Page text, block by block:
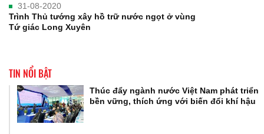
31-08-2020
Trình Thủ tướng xây hồ trữ nước ngọt ở vùng
Tứ giác Long Xuyên
TIN NỔI BẬT
Thúc đẩy ngành nước Việt Nam phát triển
bền vững, thích ứng với biến đổi khí hậu